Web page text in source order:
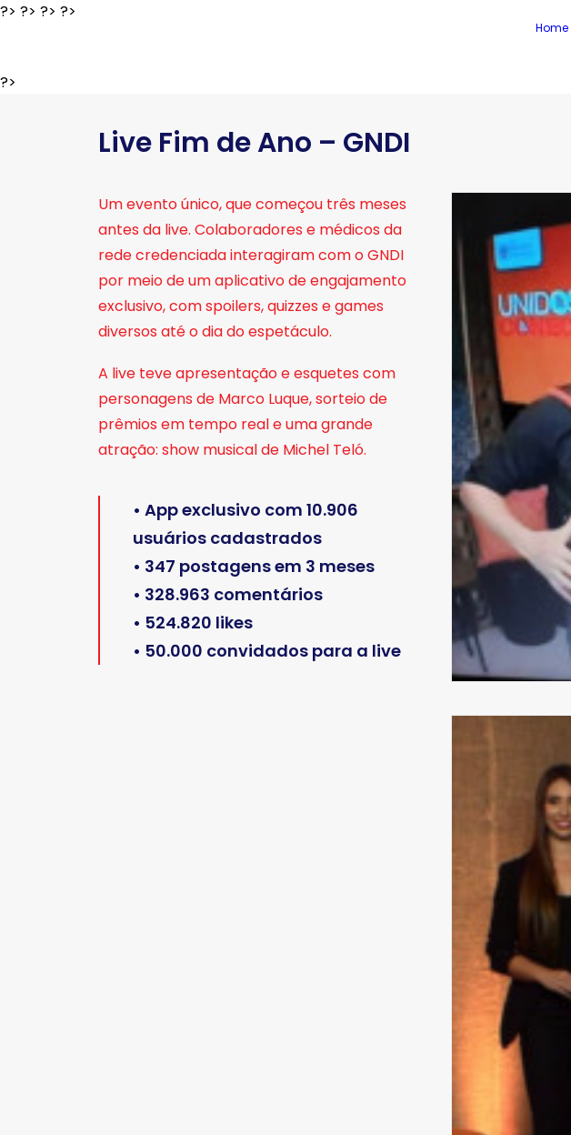
?> ?> ?> ?>
Home
?>
Live Fim de Ano – GNDI
Um evento único, que começou três meses
antes da live. Colaboradores e médicos da
rede credenciada interagiram com o GNDI
por meio de um aplicativo de engajamento
exclusivo, com spoilers, quizzes e games
diversos até o dia do espetáculo.
A live teve apresentação e esquetes com
personagens de Marco Luque, sorteio de
prêmios em tempo real e uma grande
atração: show musical de Michel Teló.
• App exclusivo com 10.906
usuários cadastrados
• 347 postagens em 3 meses
• 328.963 comentários
• 524.820 likes
• 50.000 convidados para a live